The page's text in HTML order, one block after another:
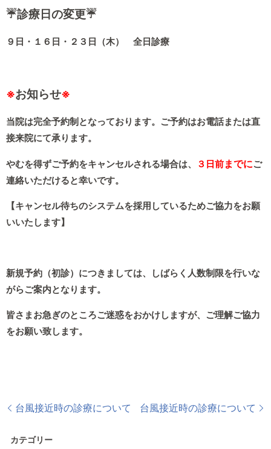
☔診療日の変更☔
９日・１６日・２３日（木） 全日診療
※お知らせ※
当院は完全予約制となっております。ご予約はお電話または直
接来院にて承ります。
やむを得ずご予約をキャンセルされる場合は、 ３日前までにご
連絡いただけると幸いです。
【キャンセル待ちのシステムを採用しているためご協力をお願
いいたします】
新規予約（初診）につきましては、
しばらく人数制限を行いな
がらご案内となります。
皆さまお急ぎのところご迷惑をおかけしますが、ご理解ご協力
をお願い致します。
台風接近時の診療について 台風接近時の診療について